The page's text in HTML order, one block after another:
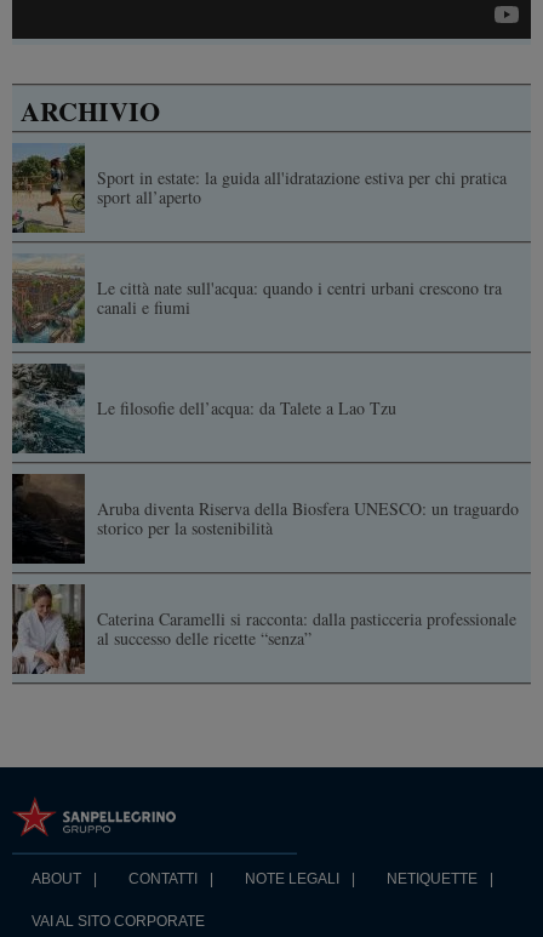
ARCHIVIO
Sport in estate: la guida all'idratazione estiva per chi pratica
sport all’aperto
Le città nate sull'acqua: quando i centri urbani crescono tra
canali e fiumi
Le filosofie dell’acqua: da Talete a Lao Tzu
Aruba diventa Riserva della Biosfera UNESCO: un traguardo
storico per la sostenibilità
Caterina Caramelli si racconta: dalla pasticceria professionale
al successo delle ricette “senza”
ABOUT CONTATTI NOTE LEGALI NETIQUETTE
VAI AL SITO CORPORATE